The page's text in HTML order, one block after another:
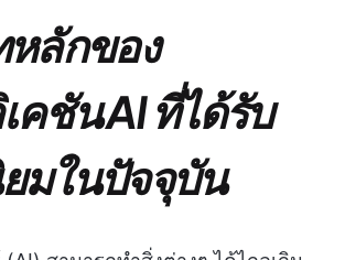
หลักของ
คชัน AI ที่ได้รับ
มในปัจจุบัน